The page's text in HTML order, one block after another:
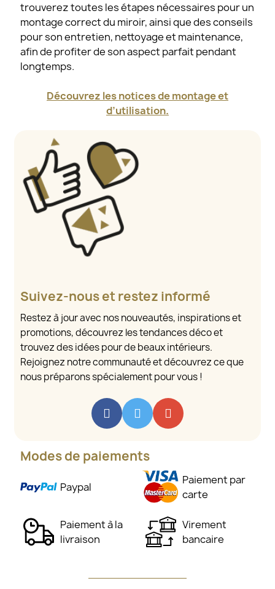
trouverez toutes les étapes nécessaires pour un
montage correct du miroir, ainsi que des conseils
pour son entretien, nettoyage et maintenance,
afin de profiter de son aspect parfait pendant
longtemps.
Découvrez les notices de montage et
d’utilisation.
Suivez-nous et restez informé
Restez à jour avec nos nouveautés, inspirations et
promotions, découvrez les tendances déco et
trouvez des idées pour de beaux intérieurs.
Rejoignez notre communauté et découvrez ce que
nous préparons spécialement pour vous !
Modes de paiements
Paypal
Paiement par
carte
Paiement à la
livraison
Virement
bancaire